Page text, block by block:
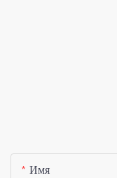
Имя